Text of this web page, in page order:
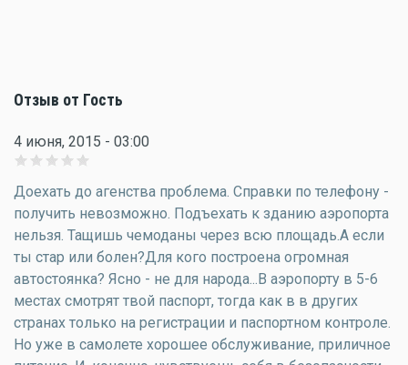
Отзыв от Гость
4 июня, 2015 - 03:00
Доехать до агенства проблема. Справки по телефону -
получить невозможно. Подъехать к зданию аэропорта
нельзя. Тащишь чемоданы через всю площадь.А если
ты стар или болен?Для кого построена огромная
автостоянка? Ясно - не для народа...В аэропорту в 5-6
местах смотрят твой паспорт, тогда как в в других
странах только на регистрации и паспортном контроле.
Но уже в самолете хорошее обслуживание, приличное